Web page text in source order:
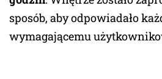
sposób, aby odpowiadało
wymagającemu